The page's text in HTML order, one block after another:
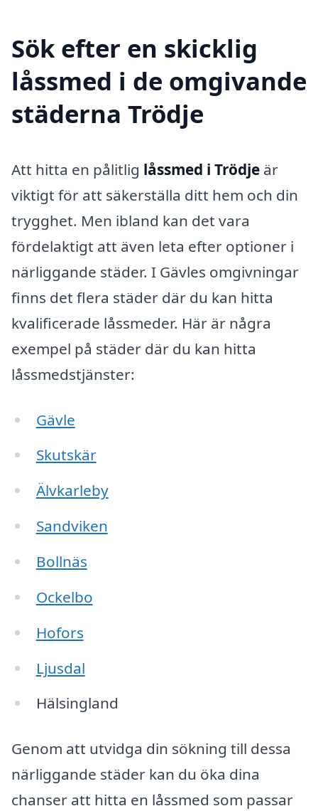
Sök efter en skicklig
låssmed i de omgivande
städerna Trödje
Att hitta en pålitlig låssmed i Trödje är
viktigt för att säkerställa ditt hem och din
trygghet. Men ibland kan det vara
fördelaktigt att även leta efter optioner i
närliggande städer. I Gävles omgivningar
finns det flera städer där du kan hitta
kvalificerade låssmeder. Här är några
exempel på städer där du kan hitta
låssmedstjänster:
Gävle
Skutskär
Älvkarleby
Sandviken
Bollnäs
Ockelbo
Hofors
Ljusdal
Hälsingland
Genom att utvidga din sökning till dessa
närliggande städer kan du öka dina
chanser att hitta en låssmed som passar